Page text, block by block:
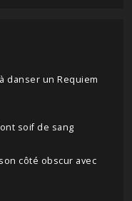
danser un Requiem
ont soif de sang
son côté obscur avec